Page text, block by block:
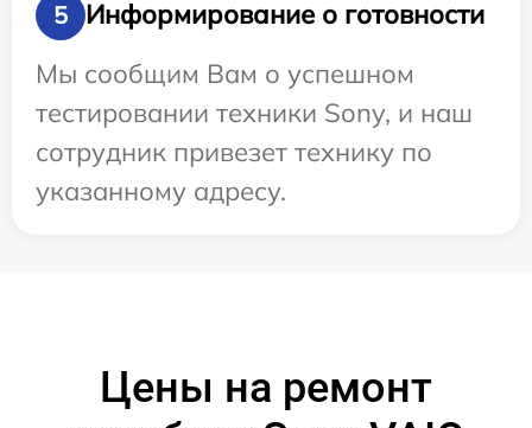
5
Информирование о готовности
Мы сообщим Вам о успешном
тестировании техники Sony, и наш
сотрудник привезет технику по
указанному адресу.
Цены на ремонт